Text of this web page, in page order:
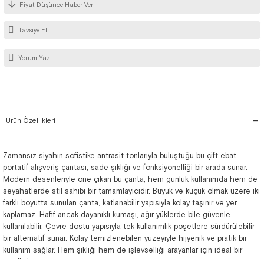
Fiyat Düşünce Haber Ver
Tavsiye Et
Yorum Yaz
Ürün Özellikleri
Zamansız siyahın sofistike antrasit tonlarıyla buluştuğu bu çift ebat
portatif alışveriş çantası, sade şıklığı ve fonksiyonelliği bir arada sunar.
Modern desenleriyle öne çıkan bu çanta, hem günlük kullanımda hem de
seyahatlerde stil sahibi bir tamamlayıcıdır. Büyük ve küçük olmak üzere iki
farklı boyutta sunulan çanta, katlanabilir yapısıyla kolay taşınır ve yer
kaplamaz. Hafif ancak dayanıklı kumaşı, ağır yüklerde bile güvenle
kullanılabilir. Çevre dostu yapısıyla tek kullanımlık poşetlere sürdürülebilir
bir alternatif sunar. Kolay temizlenebilen yüzeyiyle hijyenik ve pratik bir
kullanım sağlar. Hem şıklığı hem de işlevselliği arayanlar için ideal bir